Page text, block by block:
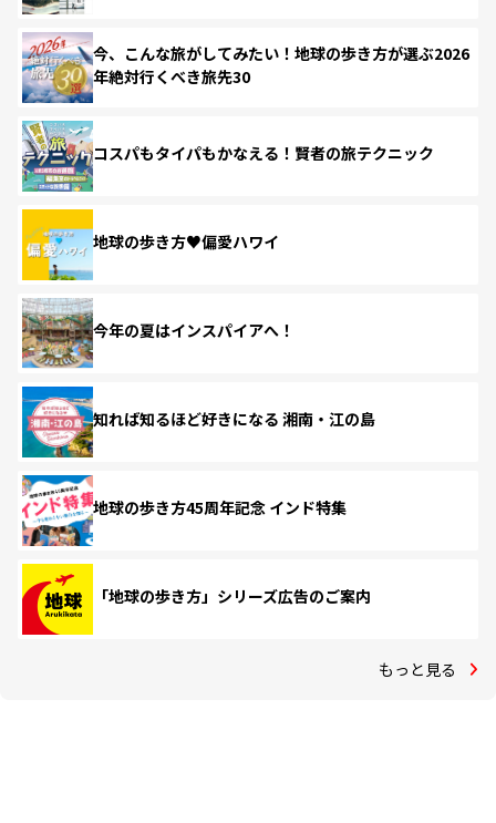
今、こんな旅がしてみたい！地球の歩き方が選ぶ2026
年絶対行くべき旅先30
コスパもタイパもかなえる！賢者の旅テクニック
地球の歩き方♥偏愛ハワイ
今年の夏はインスパイアへ！
知れば知るほど好きになる 湘南・江の島
地球の歩き方45周年記念 インド特集
「地球の歩き方」シリーズ広告のご案内
もっと見る